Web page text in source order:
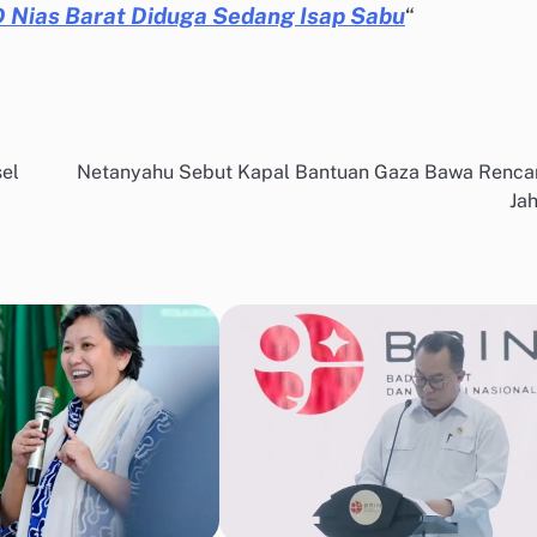
Barat Diduga Sedang Isap Sabu“
Netanyahu Sebut Kapal Bantuan Gaza Bawa